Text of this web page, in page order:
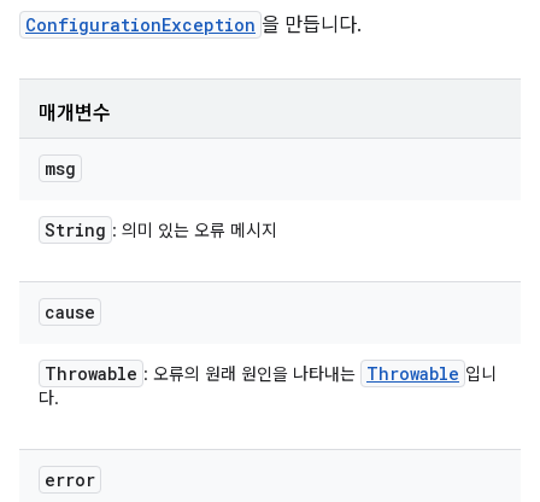
ConfigurationException 을 만듭니다.
매개변수
msg
String : 의미 있는 오류 메시지
cause
Throwable : 오류의 원래 원인을 나타내는 Throwable 입니
다.
error